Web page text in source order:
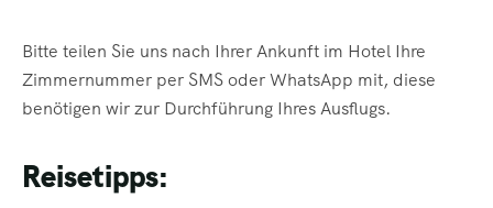
Bitte teilen Sie uns nach Ihrer Ankunft im Hotel Ihre
Zimmernummer per SMS oder WhatsApp mit, diese
benötigen wir zur Durchführung Ihres Ausflugs.
Reisetipps: